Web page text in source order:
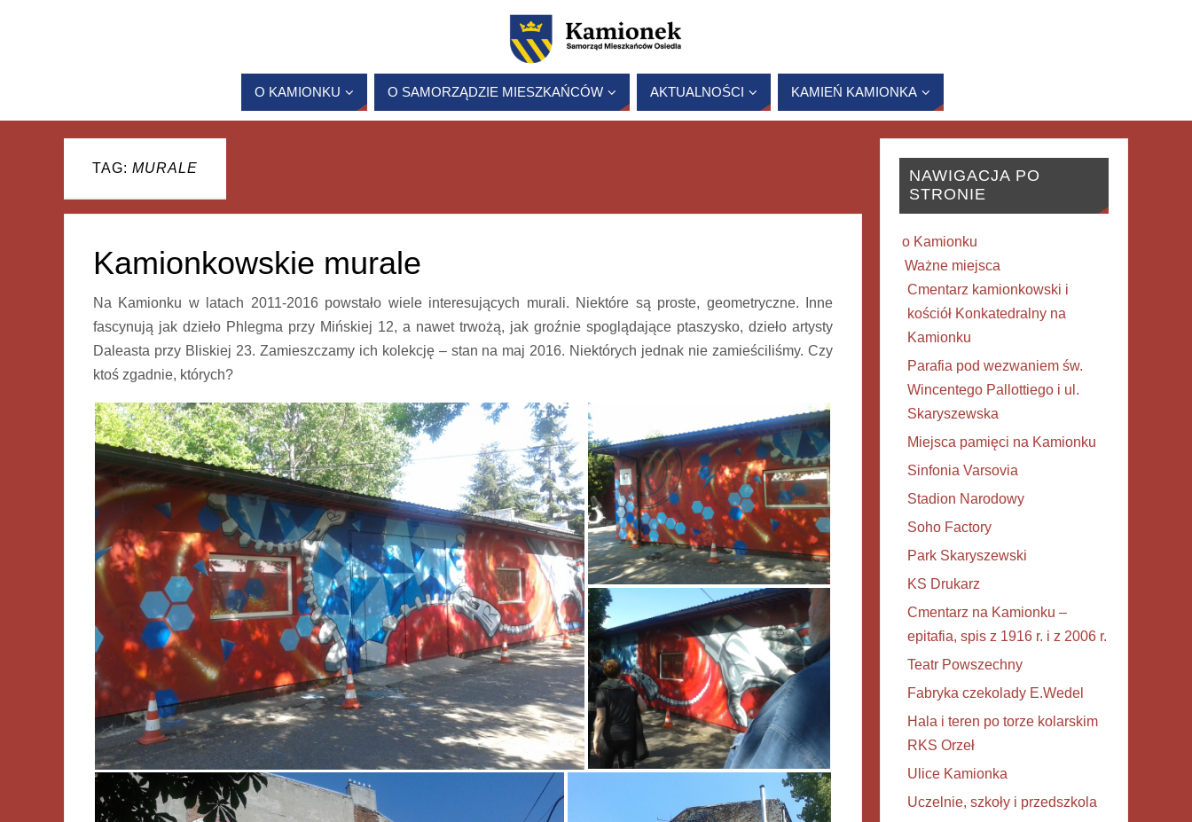
O KAMIONKU O SAMORZĄDZIE MIESZKAŃCÓW AKTUALNOŚCI KAMIEŃ KAMIONKA
TAG: MURALE
Kamionkowskie murale
Na Kamionku w latach 2011-2016 powstało wiele interesujących murali. Niektóre są proste, geometryczne. Inne
fascynują jak dzieło Phlegma przy Mińskiej 12, a nawet trwożą, jak groźnie spoglądające ptaszysko, dzieło artysty
Daleasta przy Bliskiej 23. Zamieszczamy ich kolekcję – stan na maj 2016. Niektórych jednak nie zamieściliśmy. Czy
ktoś zgadnie, których?
NAWIGACJA PO
STRONIE
o Kamionku
Ważne miejsca
Cmentarz kamionkowski i
kościół Konkatedralny na
Kamionku
Parafia pod wezwaniem św.
Wincentego Pallottiego i ul.
Skaryszewska
Miejsca pamięci na Kamionku
Sinfonia Varsovia
Stadion Narodowy
Soho Factory
Park Skaryszewski
KS Drukarz
Cmentarz na Kamionku –
epitafia, spis z 1916 r. i z 2006 r.
Teatr Powszechny
Fabryka czekolady E.Wedel
Hala i teren po torze kolarskim
RKS Orzeł
Ulice Kamionka
Uczelnie, szkoły i przedszkola